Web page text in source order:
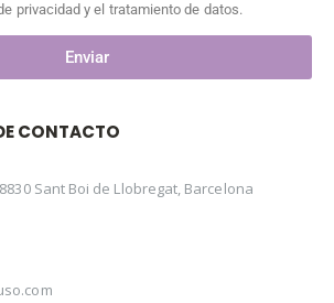
privacidad y el tratamiento de datos.
Enviar
CONTACTO
Sant Boi de Llobregat, Barcelona